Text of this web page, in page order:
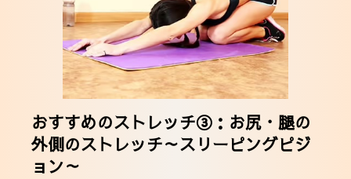
おすすめのストレッチ③：お尻・腿の
外側のストレッチ～スリーピングピジ
ョン～